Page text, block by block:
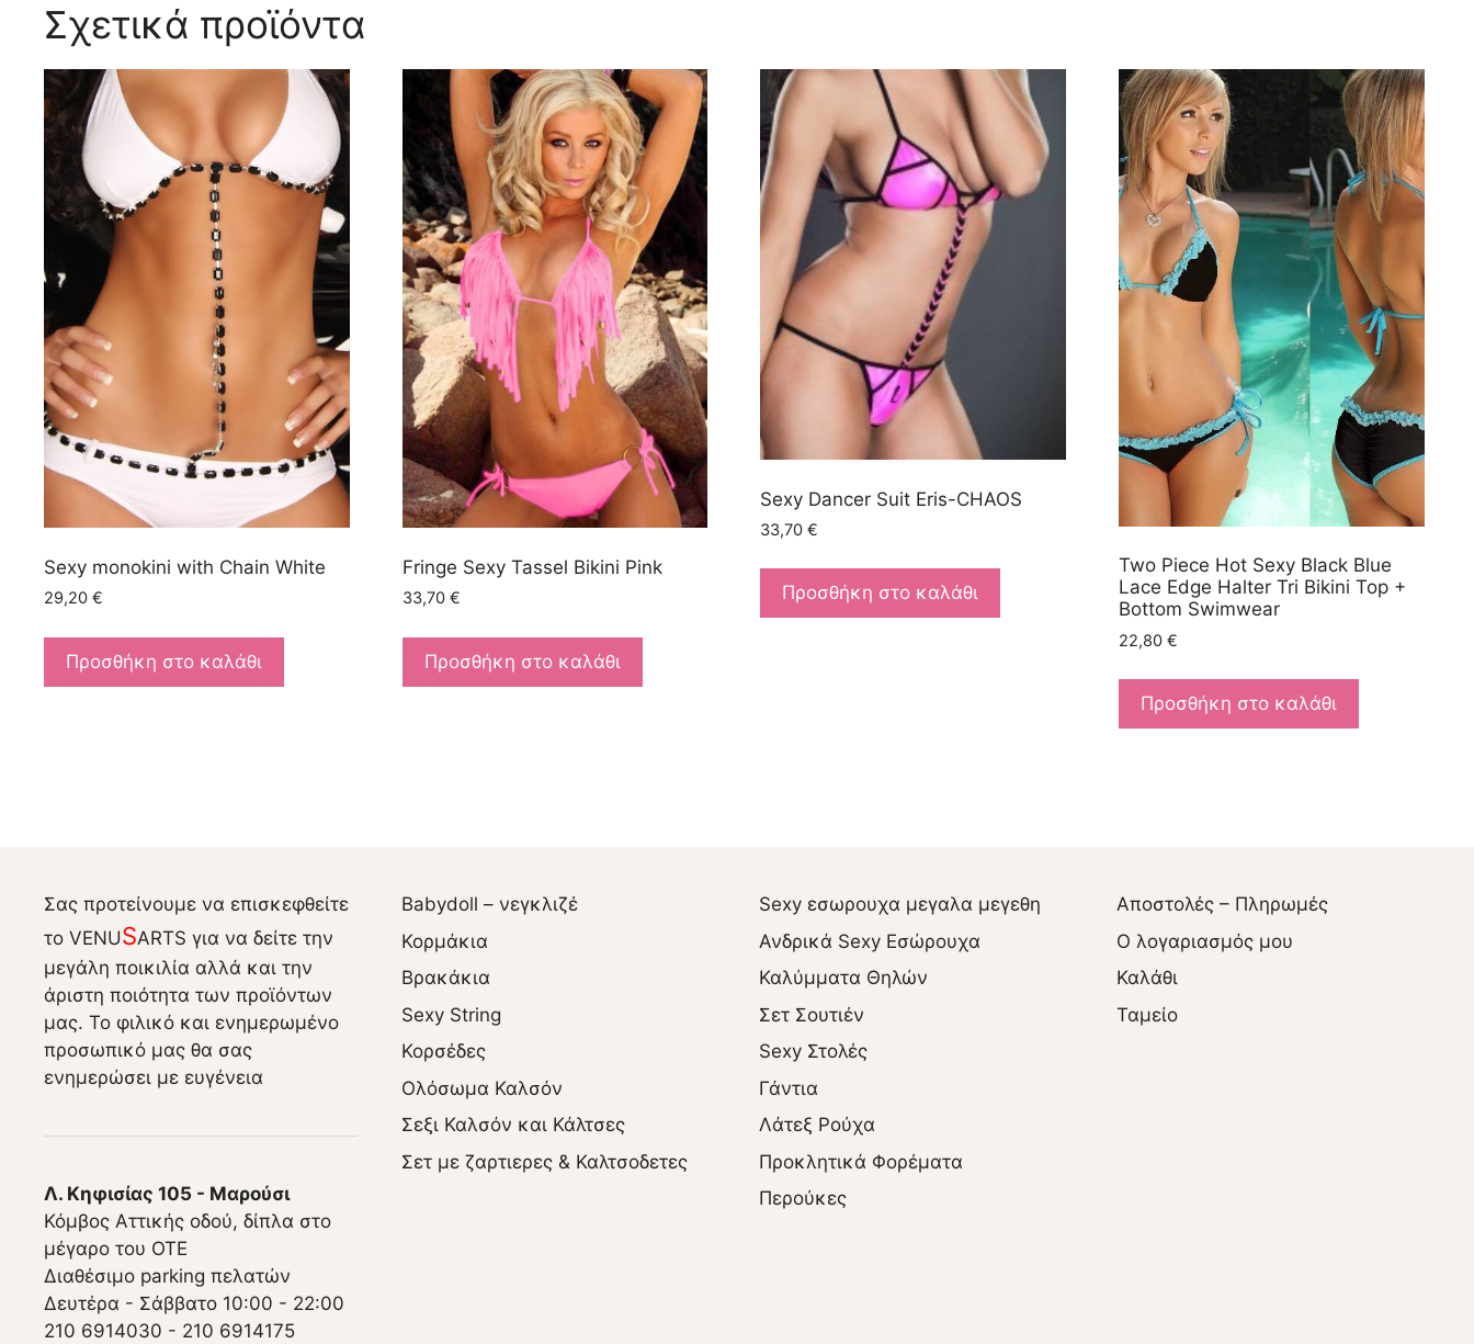
Σχετικά προϊόντα
Sexy monokini with Chain White
29,20 €
Προσθήκη στο καλάθι
Fringe Sexy Tassel Bikini Pink
33,70 €
Προσθήκη στο καλάθι
Sexy Dancer Suit Eris-CHAOS
33,70€
Προσθήκη στο καλάθι
Two Piece Hot Sexy Black Blue
Lace Edge Halter Tri Bikini Top +
Bottom Swimwear
22,80€
Προσθήκη στο καλάθι
Σας προτείνουμε να επισκεφθείτε
το VENUSARTS για να δείτε την
μεγάλη ποικιλία αλλά και την
άριστη ποιότητα των προϊόντων
μας. Το φιλικό και ενημερωμένο
προσωπικό μας θα σας
ενημερώσει με ευγένεια
Λ. Κηφισίας 105 - Μαρούσι
Κόμβος Αττικής οδού, δίπλα στο
μέγαρο του ΟΤΕ
Διαθέσιμο parking πελατών
Δευτέρα - Σάββατο 10:00 - 22:00
210 6914030 - 210 6914175
Babydoll – νεγκλιζέ
Κορμάκια
Βρακάκια
Sexy String
Κορσέδες
Ολόσωμα Καλσόν
Σεξι Καλσόν και Κάλτσες
Σετ με ζαρτιερες & Καλτσοδετες
Sexy εσωρουχα μεγαλα μεγεθη
Ανδρικά Sexy Εσώρουχα
Καλύμματα Θηλών
Σετ Σουτιέν
Sexy Στολές
Γάντια
Λάτεξ Ρούχα
Προκλητικά Φορέματα
Περούκες
Αποστολές – Πληρωμές
O λογαριασμός μου
Καλάθι
Ταμείο